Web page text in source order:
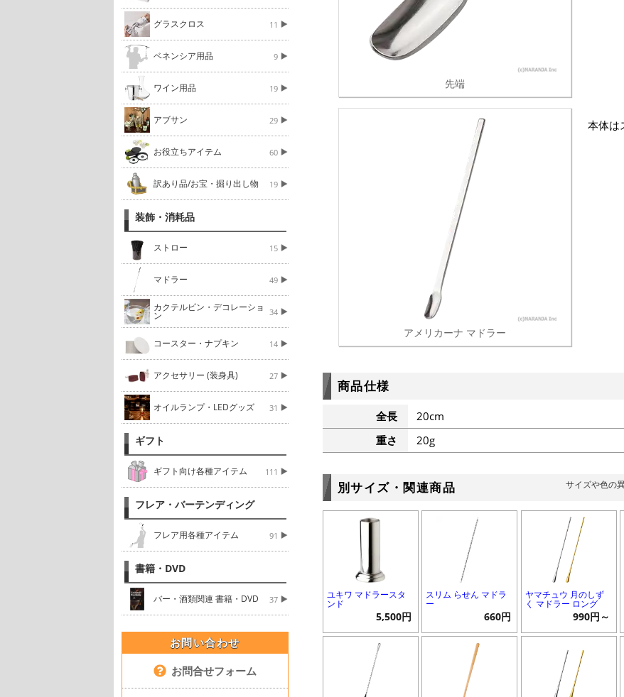
グラスクロス 11
ベネンシア用品 9
ワイン用品 19
アブサン 29
お役立ちアイテム 60
訳あり品/お宝・掘り出し物 19
装飾・消耗品
ストロー 15
マドラー 49
カクテルピン・デコレーショ
ン 34
コースター・ナプキン 14
アクセサリー (装身具) 27
オイルランプ・LEDグッズ 31
ギフト
ギフト向け各種アイテム 111
フレア・バーテンディング
フレア用各種アイテム 91
書籍・DVD
バー・酒類関連 書籍・DVD 37
お問い合わせ
お問合せフォーム
先端
アメリカーナ マドラー
本体は
商品仕様
全長
20cm
重さ
20g
別サイズ・関連商品 サイズや色の
ユキワ マドラースタ
ンド
5,500円
スリム らせん マドラ
ー
660円
ヤマチュウ 月のしず
く マドラー ロング
990円～